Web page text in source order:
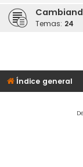
Temas: 24
Índice general